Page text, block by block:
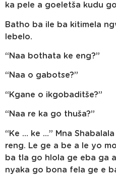
ka pele a goeletša kudu
Batho ba ile ba kitimela
lebelo.
“Naa bothata ke eng?”
“Naa o gabotse?”
“Kgane o ikgobaditše?”
“Naa re ka go thuša?”
“Ke … ke …” Mna
reng. Le ge a be a le yo
ba tla go hlola ge eba ga
nyaka go bona fela ge e